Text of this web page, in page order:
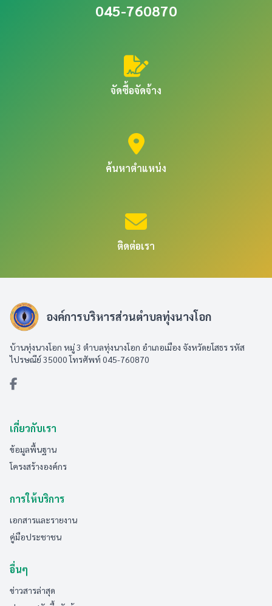
045-760870
จัดซื้อจัดจ้าง
ค้นหาตำแหน่ง
ติดต่อเรา
องค์การบริหารส่วนตำบลทุ่งนางโอก
บ้านทุ่งนางโอก หมู่ 3 ตำบลทุ่งนางโอก อำเภอเมือง จังหวัดยโสธร รหัส
ไปรษณีย์ 35000 โทรศัพท์ 045-760870
เกี่ยวกับเรา
ข้อมูลพื้นฐาน
โครงสร้างองค์กร
การให้บริการ
เอกสารและรายงาน
คู่มือประชาชน
อื่นๆ
ข่าวสารล่าสุด